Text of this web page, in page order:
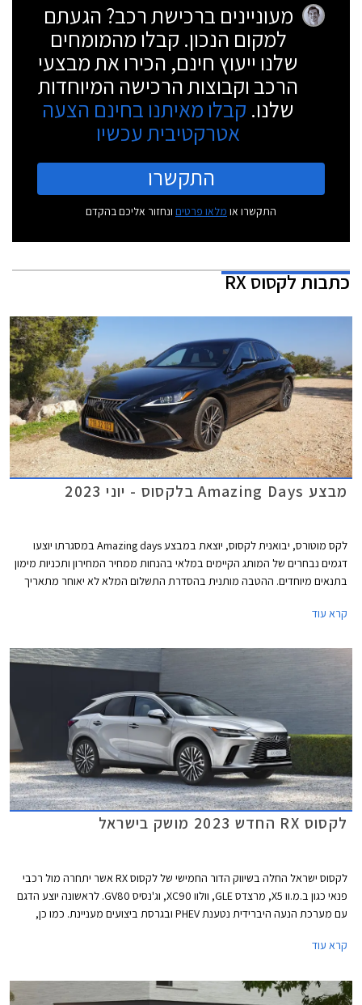
מעוניינים ברכישת רכב? הגעתם
למקום הנכון. קבלו מהמומחים
שלנו ייעוץ חינם, הכירו את מבצעי
הרכב וקבוצות הרכישה המיוחדות
שלנו. קבלו מאיתנו בחינם הצעה
אטרקטיבית עכשיו
התקשרו
התקשרו או מלאו פרטים ונחזור אליכם בהקדם
כתבותלקסוס RX
מבצע Amazing Days בלקסוס - יוני 2023
לקס מוטורס, יבואנית לקסוס, יוצאת במבצע Amazing days במסגרתו יוצעו
דגמים נבחרים של המותג הקיימים במלאי בהנחות ממחיר המחירון ותכניות מימון
בתנאים מיוחדים. ההטבה מותנית בהסדרת התשלום המלא לא יאוחר מתאריך
14-16 ביוני או עד גמר המלאי.
קרא עוד
לקסוס RX החדש 2023 מושק בישראל
לקסוס ישראל החלה בשיווק הדור החמישי של לקסוס RX אשר יתחרה מול רכבי
פנאי כגון ב.מ.וו X5, מרצדס GLE, וולוו XC90, וג'נסיס GV80. לראשונה יוצע הדגם
עם מערכת הנעה היברידית נטענת PHEV ובגרסת ביצועים מעניינת. כמו כן,
קרא עוד